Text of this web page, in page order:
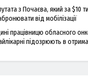
з Почаєва, який за $10
від мобілізації
працівницю обласного
підозрюють в